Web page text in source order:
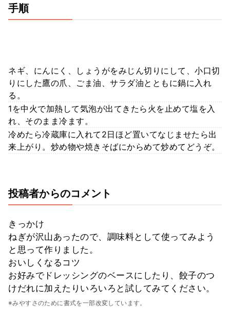
手順
ネギ、にんにく、しょうがをみじん切りにして、小口切
りにした鷹の爪、ごま油、サラダ油とともに鍋に入れ
る。
1を中火で加熱して気泡が出てきたら火を止めて塩を入
れ、そのまま冷ます。
冷めたら冷蔵庫に入れて2日ほど置いてなじませたら出
来上がり。炒め物や焼きそばにからめて炒めてどうぞ。
投稿者からのコメント
きっかけ
ねぎが沢山あったので、調味料として使ってみよう
と思って作りました。
おいしくなるコツ
お好みでドレッシングのベースにしたり、餃子のつ
けだれに加えたりいろいろと試してみてください。
※みやすさのために書式を一部改変しています。